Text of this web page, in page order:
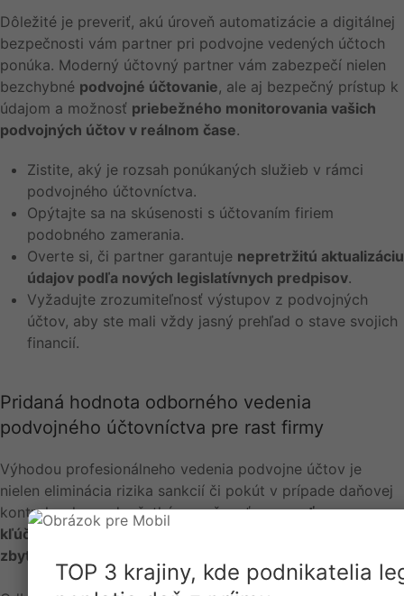
TOP 3 krajiny, kde podnikatelia
Dôležité je preveriť, akú úroveň automatizácie a digitálnej
bezpečnosti vám partner pri podvojne vedených účtoch
ponúka. Moderný účtovný partner vám zabezpečí nielen
bezchybné podvojné účtovanie, ale aj bezpečný prístup k
údajom a možnosť priebežného monitorovania vašich
podvojných účtov v reálnom čase.
Zistite, aký je rozsah ponúkaných služieb v rámci
podvojného účtovníctva.
Opýtajte sa na skúsenosti s účtovaním firiem
podobného zamerania.
Overte si, či partner garantuje nepretržitú aktualizáciu
údajov podľa nových legislatívnych predpisov.
Vyžadujte zrozumiteľnosť výstupov z podvojných
účtov, aby ste mali vždy jasný prehľad o stave svojich
financií.
Pridaná hodnota odborného vedenia
podvojného účtovníctva pre rast firmy
Výhodou profesionálneho vedenia podvojne účtov je
nielen eliminácia rizika sankcií či pokút v prípade daňovej
kontroly, ale predovšetkým možnosťzamerať sa na
kľúčové aktivity rozvoja vášho podnikania bez
zbytočných administratívnych starostí